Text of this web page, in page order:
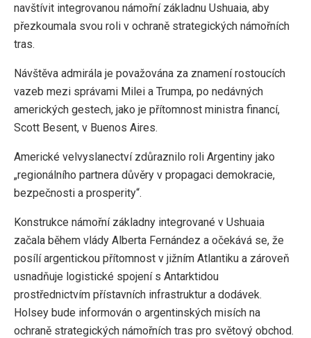
navštívit integrovanou námořní základnu Ushuaia, aby
přezkoumala svou roli v ochraně strategických námořních
tras.
Návštěva admirála je považována za znamení rostoucích
vazeb mezi správami Milei a Trumpa, po nedávných
amerických gestech, jako je přítomnost ministra financí,
Scott Besent, v Buenos Aires.
Americké velvyslanectví zdůraznilo roli Argentiny jako
„regionálního partnera důvěry v propagaci demokracie,
bezpečnosti a prosperity“.
Konstrukce námořní základny integrované v Ushuaia
začala během vlády Alberta Fernández a očekává se, že
posílí argentickou přítomnost v jižním Atlantiku a zároveň
usnadňuje logistické spojení s Antarktidou
prostřednictvím přístavních infrastruktur a dodávek.
Holsey bude informován o argentinských misích na
ochraně strategických námořních tras pro světový obchod.